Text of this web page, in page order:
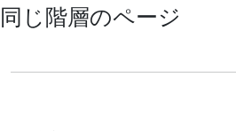
同じ階層のページ